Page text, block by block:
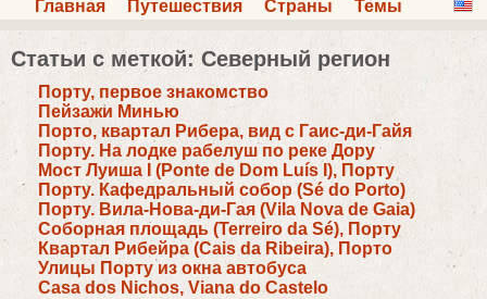
Главная Путешествия Страны Темы
Статьи с меткой: Северный регион
Порту, первое знакомство
Пейзажи Минью
Порто, квартал Рибера, вид с Гаис-ди-Гайя
Порту. На лодке рабелуш по реке Дору
Мост Луиша I (Ponte de Dom Luís I), Порту
Порту. Кафедральный собор (Sé do Porto)
Порту. Вила-Нова-ди-Гая (Vila Nova de Gaia)
Соборная площадь (Terreiro da Sé), Порту
Квартал Рибейра (Cais da Ribeira), Порто
Улицы Порту из окна автобуса
Casa dos Nichos, Viana do Castelo